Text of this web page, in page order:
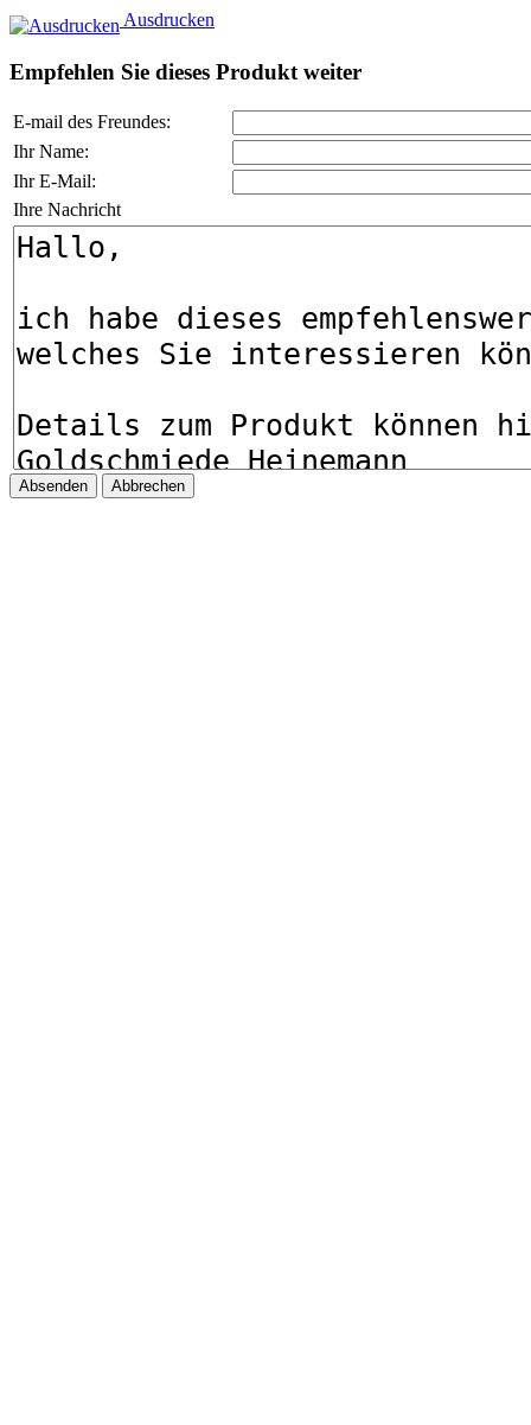
Ausdrucken
Empfehlen Sie dieses Produkt weiter
E-mail des Freundes:
Ihr Name:
Ihr E-Mail:
Ihre Nachricht